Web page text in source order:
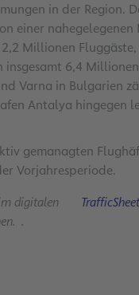
in der
einer
Millionen
6,4
Varna in Bulgarien
Antalya
gemanagten
Vorjahresperiode.
digitalen TrafficSheet
.